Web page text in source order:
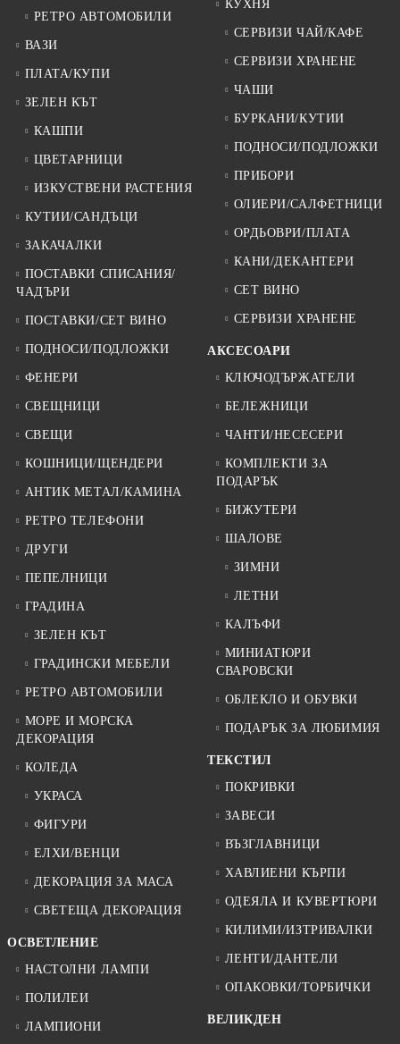
РЕТРО АВТОМОБИЛИ
ВАЗИ
ПЛАТА/КУПИ
ЗЕЛЕН КЪТ
КАШПИ
ЦВЕТАРНИЦИ
ИЗКУСТВЕНИ РАСТЕНИЯ
КУТИИ/САНДЪЦИ
ЗАКАЧАЛКИ
ПОСТАВКИ СПИСАНИЯ/
ЧАДЪРИ
ПОСТАВКИ/СЕТ ВИНО
ПОДНОСИ/ПОДЛОЖКИ
ФЕНЕРИ
СВЕЩНИЦИ
СВЕЩИ
КОШНИЦИ/ЩЕНДЕРИ
АНТИК МЕТАЛ/КАМИНА
РЕТРО ТЕЛЕФОНИ
ДРУГИ
ПЕПЕЛНИЦИ
ГРАДИНА
ЗЕЛЕН КЪТ
ГРАДИНСКИ МЕБЕЛИ
РЕТРО АВТОМОБИЛИ
МОРЕ И МОРСКА
ДЕКОРАЦИЯ
КОЛЕДА
УКРАСА
ФИГУРИ
ЕЛХИ/ВЕНЦИ
ДЕКОРАЦИЯ ЗА МАСА
СВЕТЕЩА ДЕКОРАЦИЯ
ОСВЕТЛЕНИЕ
НАСТОЛНИ ЛАМПИ
ПОЛИЛЕИ
ЛАМПИОНИ
КУХНЯ
СЕРВИЗИ ЧАЙ/КАФЕ
СЕРВИЗИ ХРАНЕНЕ
ЧАШИ
БУРКАНИ/КУТИИ
ПОДНОСИ/ПОДЛОЖКИ
ПРИБОРИ
ОЛИЕРИ/САЛФЕТНИЦИ
ОРДЬОВРИ/ПЛАТА
КАНИ/ДЕКАНТЕРИ
СЕТ ВИНО
СЕРВИЗИ ХРАНЕНЕ
АКСЕСОАРИ
КЛЮЧОДЪРЖАТЕЛИ
БЕЛЕЖНИЦИ
ЧАНТИ/НЕСЕСЕРИ
КОМПЛЕКТИ ЗА
ПОДАРЪК
БИЖУТЕРИ
ШАЛОВЕ
ЗИМНИ
ЛЕТНИ
КАЛЪФИ
МИНИАТЮРИ
СВАРОВСКИ
ОБЛЕКЛО И ОБУВКИ
ПОДАРЪК ЗА ЛЮБИМИЯ
ТЕКСТИЛ
ПОКРИВКИ
ЗАВЕСИ
ВЪЗГЛАВНИЦИ
ХАВЛИЕНИ КЪРПИ
ОДЕЯЛА И КУВЕРТЮРИ
КИЛИМИ/ИЗТРИВАЛКИ
ЛЕНТИ/ДАНТЕЛИ
ОПАКОВКИ/ТОРБИЧКИ
ВЕЛИКДЕН